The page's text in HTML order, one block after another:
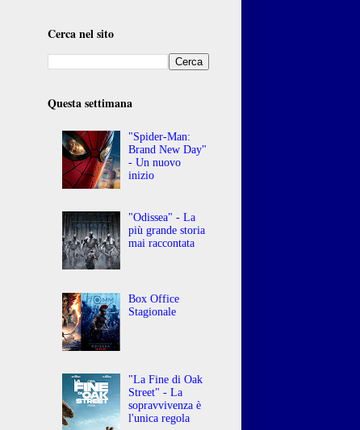
Cerca nel sito
Questa settimana
"Spider-Man:
Brand New Day"
- Un nuovo
inizio
"Odissea" - La
più grande storia
mai raccontata
Box Office
Stagionale
"La Fine di Oak
Street" - La
sopravvivenza è
l'unica regola